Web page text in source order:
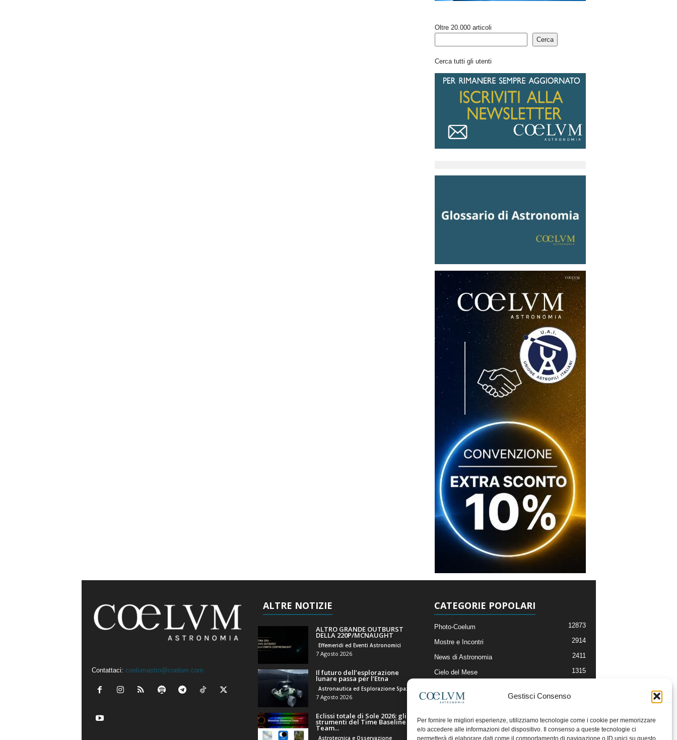
Gestisci Consenso
Per fornire le migliori esperienze, utilizziamo tecnologie come i cookie per memorizzare
e/o accedere alle informazioni del dispositivo. Il consenso a queste tecnologie ci
permetterà di elaborare dati come il comportamento di navigazione o ID unici su questo
Oltre 20.000 articoli
Cerca
Cerca tutti gli utenti
Contattaci: coelumastro@coelum.com
ALTRE NOTIZIE
ALTRO GRANDE OUTBURST
DELLA 220P/MCNAUGHT
Effemeridi ed Eventi Astronomici
7 Agosto 2026
Il futuro dell’esplorazione
lunare passa per l’Etna
7 Agosto 2026
Eclissi totale di Sole 2026: gli
strumenti del Time Baseline
Team...
Astrotecnica e Osservazione
CATEGORIE POPOLARI
Photo-Coelum 12873
Mostre e Incontri 2914
News di Astronomia 2411
Cielo del Mese 1315
Articoli e Risorse On-Line
Il Blog della Redazione